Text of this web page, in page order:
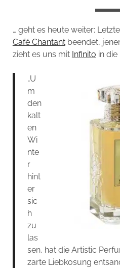
SCHLAGWORTE
LINK-SAMMLUNG
ARTIKEL-ARCHIV
ONLINE-SHOP
DAS ALZD-TEAM
… geht es heute weiter:
Café Chantantbeendet,
zieht es uns mit Infinito in die
„U
m
den
kalt
en
Wi
nte
r
hint
er
sic
h
zu
las
sen, hat die Artistic
zarte Liebkosung